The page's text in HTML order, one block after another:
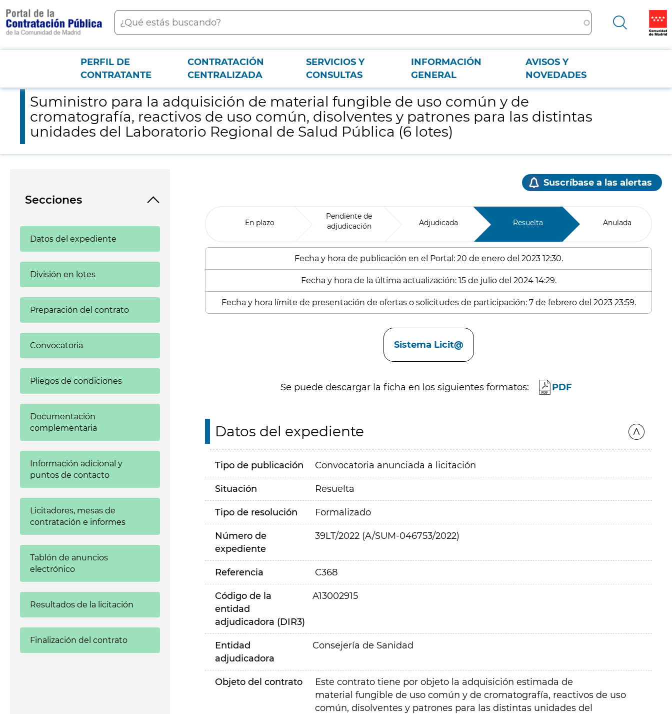
contenido
principal
Buscar
Menú PCON
PERFIL DE
CONTRATANTE
CONTRATACIÓN
CENTRALIZADA
SERVICIOS Y
CONSULTAS
INFORMACIÓN
GENERAL
AVISOS Y
NOVEDADES
Suministro para la adquisición de material fungible de uso común y de cromatografía, reactivos de uso común, disolventes y patrones para las distintas unidades del Laboratorio Regional de Salud Pública (6 lotes)
Suministro para la adquisición de material fungible de uso común y de
cromatografía, reactivos de uso común, disolventes y patrones para las distintas
unidades del Laboratorio Regional de Salud Pública (6 lotes)
Secciones
Datos del expediente
División en lotes
Preparación del contrato
Convocatoria
Pliegos de condiciones
Documentación
complementaria
Información adicional y
puntos de contacto
Licitadores, mesas de
contratación e informes
Tablón de anuncios
electrónico
Resultados de la licitación
Finalización del contrato
Suscríbase a las alertas
En plazo
Pendiente de
adjudicación
Adjudicada Resuelta Anulada
Fecha y hora de publicación en el Portal: 20 de enero del 2023 12:30.
Fecha y hora de la última actualización: 15 de julio del 2024 14:29.
Fecha y hora límite de presentación de ofertas o solicitudes de participación: 7 de febrero del 2023 23:59.
Sistema Licit@
Se puede descargar la ficha en los siguientes formatos: PDF
Datos del expediente
Tipo de publicación Convocatoria anunciada a licitación
Situación Resuelta
Tipo de resolución Formalizado
Número de
expediente
39LT/2022 (A/SUM-046753/2022)
Referencia C368
Código de la
entidad
adjudicadora (DIR3)
A13002915
Entidad
adjudicadora
Consejería de Sanidad
Objeto del contrato
Este contrato tiene por objeto la adquisición estimada de
material fungible de uso común y de cromatografía, reactivos de uso
común, disolventes y patrones para las distintas unidades del